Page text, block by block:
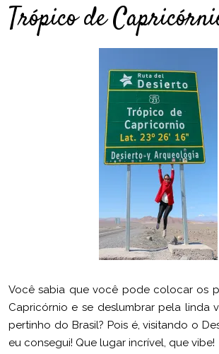
Trópico de
Você sabia que você pode colocar os
Capricórnio e se deslumbrar pela linda
pertinho do Brasil? Pois é, visitando o
eu consegui! Que lugar incrível, que vibe!